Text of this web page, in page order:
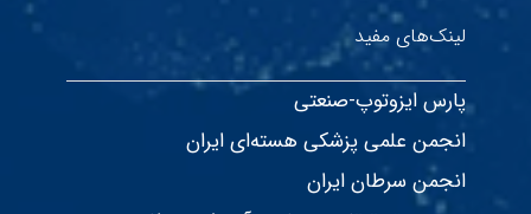
لینک‌های مفید
پارس ایزوتوپ-صنعتی
انجمن علمی پزشکی هسته‌ای ایران
انجمن سرطان ایران